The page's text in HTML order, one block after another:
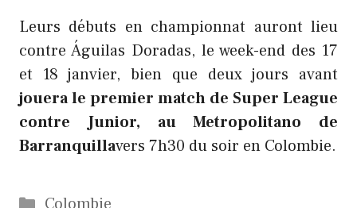
Leurs débuts en championnat auront lieu
contre Águilas Doradas, le week-end des 17
et 18 janvier, bien que deux jours avant
jouera le premier match de Super League
contre Junior, au Metropolitano de
Barranquillavers 7h30 du soir en Colombie.
Catégories